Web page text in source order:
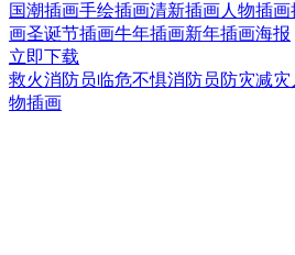
国潮插画手绘插画清新插画人物插画
画圣诞节插画牛年插画新年插画海报
立即下载
救火消防员临危不惧消防员防灾减灾
物插画